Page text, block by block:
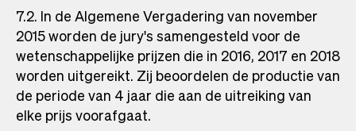
7.2. In de Algemene Vergadering van november
2015 worden de jury's samengesteld voor de
wetenschappelijke prijzen die in 2016, 2017 en 2018
worden uitgereikt. Zij beoordelen de productie van
de periode van 4 jaar die aan de uitreiking van
elke prijs voorafgaat.